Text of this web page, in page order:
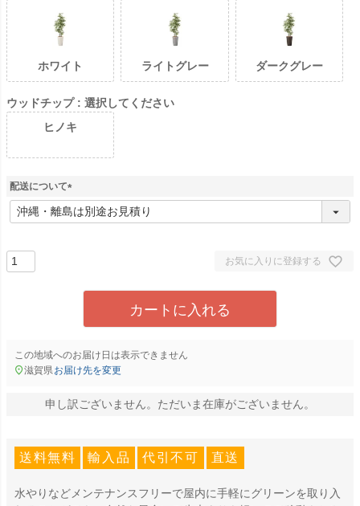
ホワイト ライトグレー ダークグレー
ウッドチップ
選択してください
ヒノキ
配送について
(
必
お気に入りに登録する
カートに入れる
この地域へのお届け日は表示できません
滋賀県お届け先を変更
申し訳ございません。ただいま在庫がございません。
送料無料 輸入品 代引不可 直送
水やりなどメンテナンスフリーで屋内に手軽にグリーンを取り入